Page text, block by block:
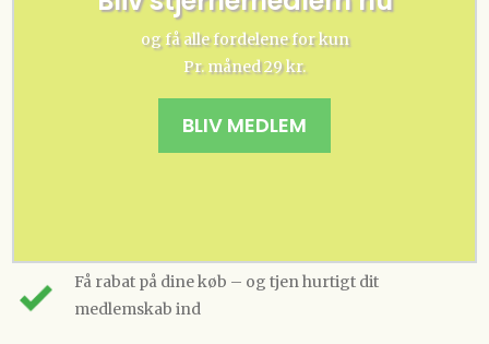
og få alle fordelene for kun
Pr. måned 29 kr.
BLIV MEDLEM
Få rabat på dine køb – og tjen hurtigt dit
medlemskab ind